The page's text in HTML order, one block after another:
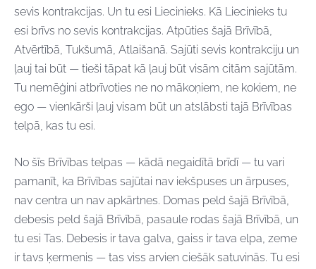
sevis kontrakcijas. Un tu esi Liecinieks. Kā Liecinieks tu
esi brīvs no sevis kontrakcijas. Atpūties šajā Brīvībā,
Atvērtībā, Tukšumā, Atlaišanā. Sajūti sevis kontrakciju un
ļauj tai būt — tieši tāpat kā ļauj būt visām citām sajūtām.
Tu nemēģini atbrīvoties ne no mākoņiem, ne kokiem, ne
ego — vienkārši ļauj visam būt un atslābsti tajā Brīvības
telpā, kas tu esi.
No šīs Brīvības telpas — kādā negaidītā brīdī — tu vari
pamanīt, ka Brīvības sajūtai nav iekšpuses un ārpuses,
nav centra un nav apkārtnes. Domas peld šajā Brīvībā,
debesis peld šajā Brīvībā, pasaule rodas šajā Brīvībā, un
tu esi Tas. Debesis ir tava galva, gaiss ir tava elpa, zeme
ir tavs ķermenis — tas viss arvien ciešāk satuvinās. Tu esi